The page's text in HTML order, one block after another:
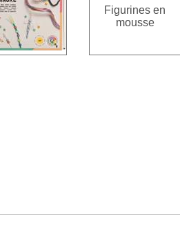
Figurines en
mousse